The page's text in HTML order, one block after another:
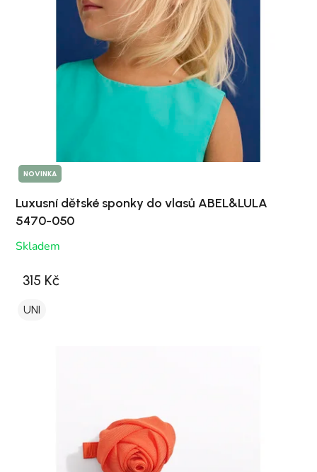
NOVINKA
Luxusní dětské sponky do vlasů ABEL&LULA
5470-050
Skladem
315 Kč
UNI